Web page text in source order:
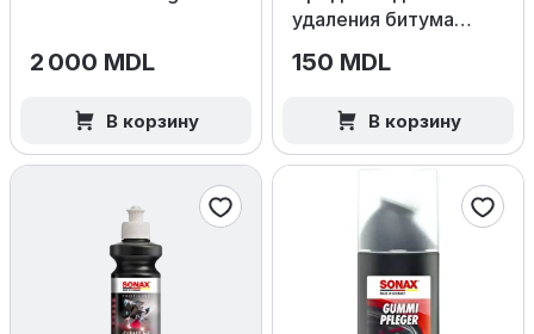
2 000 MDL
В корзину
удаления битума
150 MDL
В корзину